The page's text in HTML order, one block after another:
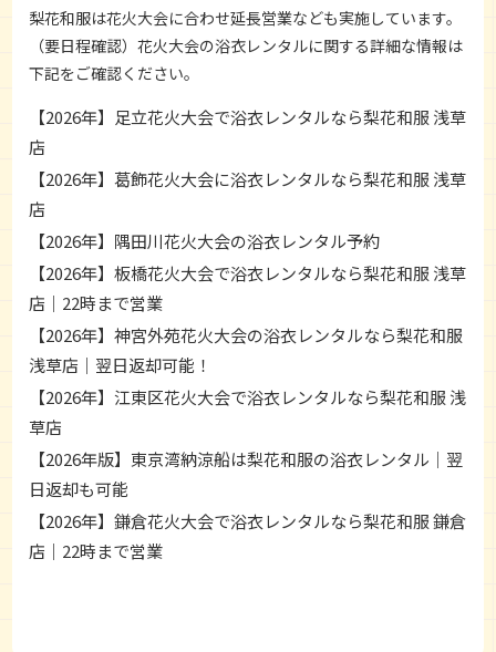
梨花和服は花火大会に合わせ延長営業なども実施しています。
（要日程確認）花火大会の浴衣レンタルに関する詳細な情報は
下記をご確認ください。
【2026年】足立花火大会で浴衣レンタルなら梨花和服 浅草
店
【2026年】葛飾花火大会に浴衣レンタルなら梨花和服 浅草
店
【2026年】隅田川花火大会の浴衣レンタル予約
【2026年】板橋花火大会で浴衣レンタルなら梨花和服 浅草
店｜22時まで営業
【2026年】神宮外苑花火大会の浴衣レンタルなら梨花和服
浅草店｜翌日返却可能！
【2026年】江東区花火大会で浴衣レンタルなら梨花和服 浅
草店
【2026年版】東京湾納涼船は梨花和服の浴衣レンタル｜翌
日返却も可能
【2026年】鎌倉花火大会で浴衣レンタルなら梨花和服 鎌倉
店｜22時まで営業